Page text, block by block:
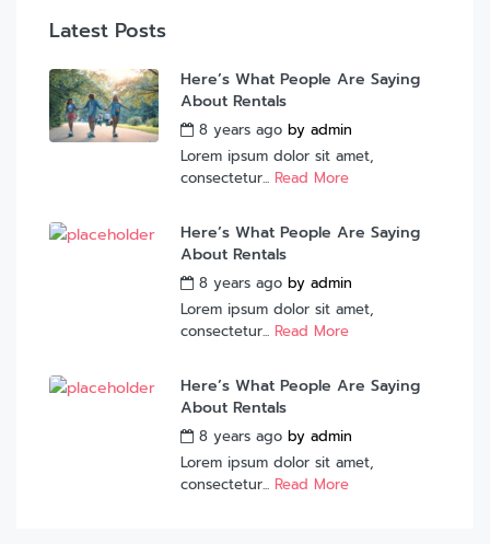
Latest Posts
Here’s What People Are Saying
About Rentals
8 years ago by admin
Lorem ipsum dolor sit amet,
consectetur... Read More
Here’s What People Are Saying
About Rentals
8 years ago by admin
Lorem ipsum dolor sit amet,
consectetur... Read More
Here’s What People Are Saying
About Rentals
8 years ago by admin
Lorem ipsum dolor sit amet,
consectetur... Read More